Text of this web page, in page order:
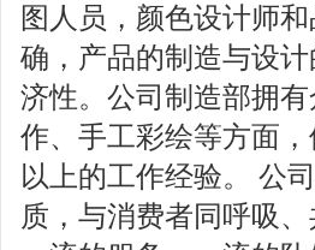
图人员，颜色设计师
确，产品的制造与设
济性。公司制造部拥
作、手工彩绘等方面
以上的工作经验。 公
质，与消费者同呼吸